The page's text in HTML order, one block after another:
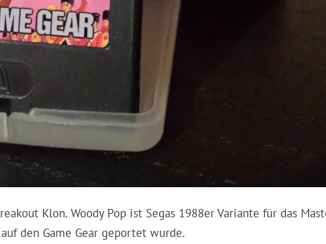
Klon. Woody Pop ist Segas 1988er Variante für das
den Game Gear geportet wurde.